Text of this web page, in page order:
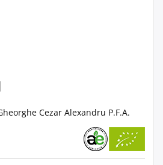
Cezar Alexandru P.F.A.